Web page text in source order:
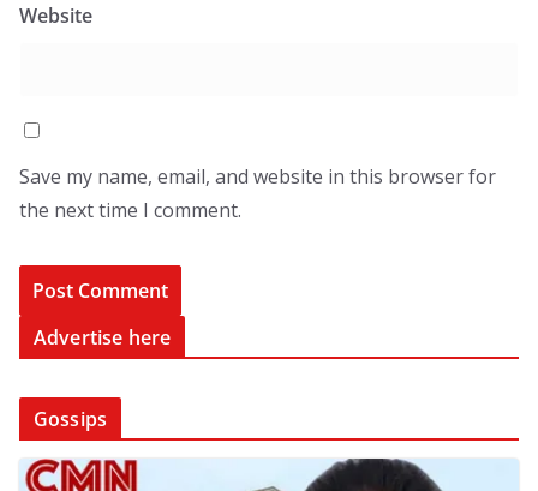
Website
Save my name, email, and website in this browser for
the next time I comment.
Advertise here
Gossips